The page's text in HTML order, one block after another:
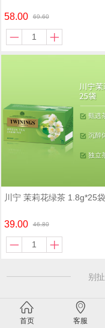
58.00 69.60
川宁 茉莉花绿茶 1.8g*25袋
39.00 46.80
别
首页 客服